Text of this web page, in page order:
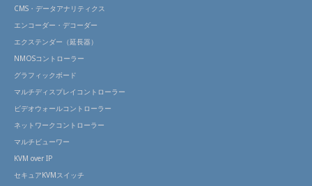
CMS・データアナリティクス
エンコーダー・デコーダー
エクステンダー（延長器）
NMOSコントローラー
グラフィックボード
マルチディスプレイコントローラー
ビデオウォールコントローラー
ネットワークコントローラー
マルチビューワー
KVM over IP
セキュアKVMスイッチ